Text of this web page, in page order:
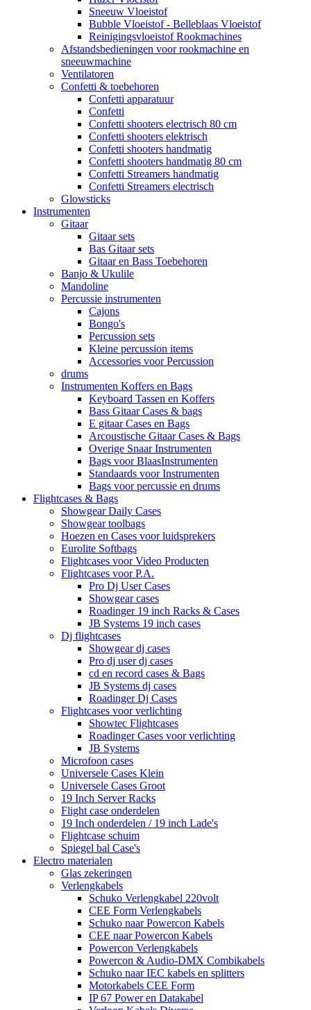
Sneeuw Vloeistof
Bubble Vloeistof - Belleblaas Vloeistof
Reinigingsvloeistof Rookmachines
Afstandsbedieningen voor rookmachine en
sneeuwmachine
Ventilatoren
Confetti & toebehoren
Confetti apparatuur
Confetti
Confetti shooters electrisch 80 cm
Confetti shooters elektrisch
Confetti shooters handmatig
Confetti shooters handmatig 80 cm
Confetti Streamers handmatig
Confetti Streamers electrisch
Glowsticks
Instrumenten
Gitaar
Gitaar sets
Bas Gitaar sets
Gitaar en Bass Toebehoren
Banjo & Ukulile
Mandoline
Percussie instrumenten
Cajons
Bongo's
Percussion sets
Kleine percussion items
Accessories voor Percussion
drums
Instrumenten Koffers en Bags
Keyboard Tassen en Koffers
Bass Gitaar Cases & bags
E gitaar Cases en Bags
Arcoustische Gitaar Cases & Bags
Overige Snaar Instrumenten
Bags voor BlaasInstrumenten
Standaards voor Instrumenten
Bags voor percussie en drums
Flightcases & Bags
Showgear Daily Cases
Showgear toolbags
Hoezen en Cases voor luidsprekers
Eurolite Softbags
Flightcases voor Video Producten
Flightcases voor P.A.
Pro Dj User Cases
Showgear cases
Roadinger 19 inch Racks & Cases
JB Systems 19 inch cases
Dj flightcases
Showgear dj cases
Pro dj user dj cases
cd en record cases & Bags
JB Systems dj cases
Roadinger Dj Cases
Flightcases voor verlichting
Showtec Flightcases
Roadinger Cases voor verlichting
JB Systems
Microfoon cases
Universele Cases Klein
Universele Cases Groot
19 Inch Server Racks
Flight case onderdelen
19 Inch onderdelen / 19 inch Lade's
Flightcase schuim
Spiegel bal Case's
Electro materialen
Glas zekeringen
Verlengkabels
Schuko Verlengkabel 220volt
CEE Form Verlengkabels
Schuko naar Powercon Kabels
CEE naar Powercon Kabels
Powercon Verlengkabels
Powercon & Audio-DMX Combikabels
Schuko naar IEC kabels en splitters
Motorkabels CEE Form
IP 67 Power en Datakabel